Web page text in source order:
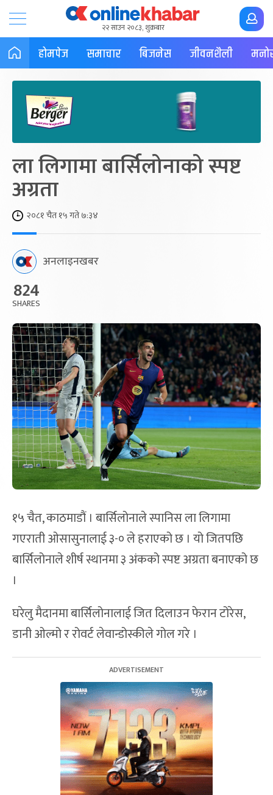
२२ साउन २०८३, शुक्रबार
होमपेज समाचार बिजनेस जीवनशैली
ला लिगामा बार्सिलोनाको स्पष्ट
अग्रता
२०८१ चैत १५ गते ७:३४
अनलाइनखबर
824
SHARES
१५ चैत, काठमाडौं । बार्सिलोनाले स्पानिस ला लिगामा
गएराती ओसासुनालाई ३-० ले हराएको छ । यो जितपछि
बार्सिलोनाले शीर्ष स्थानमा ३ अंकको स्पष्ट अग्रता बनाएको छ
।
घरेलु मैदानमा बार्सिलोनालाई जित दिलाउन फेरान टोरेस,
डानी ओल्मो र रोवर्ट लेवान्डोस्कीले गोल गरे ।